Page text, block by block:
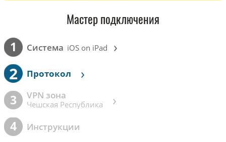
Мастер подключения
1 Cистема iOS on iPad ›
2 Протокол ›
3 VPN зона
Чешская Республика ›
4 Инструкции